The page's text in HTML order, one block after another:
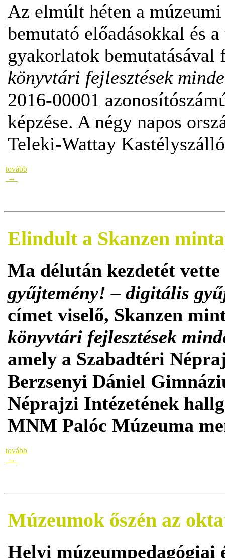
Az elmúlt héten a
bemutató előadásokkal és
gyakorlatok
könyvtári fejlesztések
2016-00001
képzése. A négy napos
Teleki-Wattay
tovább
→
Elindult a Skanzen
Ma délután kezdetét
gyűjtemény! – digitális
címet viselő, Skanzen
könyvtári fejlesztések
amely a Szabadtéri
Berzsenyi Dániel
Néprajzi Intézetének
MNM Palóc Múzeuma
tovább
→
Múzeumok őszén az
Helyi